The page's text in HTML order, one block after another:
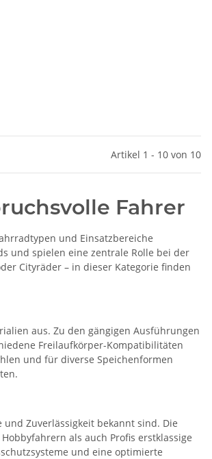
Artikel 1 - 10 von 10
Fahrer
und Einsatzbereiche
und spielen eine zentrale Rolle bei der
Cityräder – in dieser Kategorie finden
aus. Zu den gängigen Ausführungen
Freilaufkörper-Kompatibilitäten
und für diverse Speichenformen
Zuverlässigkeit bekannt sind. Die
als auch Profis erstklassige
und eine optimierte